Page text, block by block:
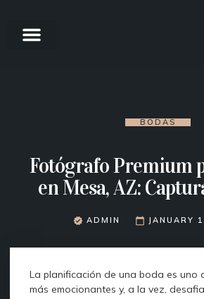
BODAS
Fotógrafo Premium
en Mesa, AZ:
ADMIN JANUARY
La planificación de una boda es uno
más emocionantes y, a la vez,